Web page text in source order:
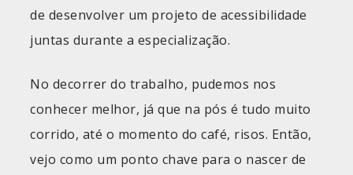
de desenvolver um projeto de acessibilidade
juntas durante a especialização.
No decorrer do trabalho, pudemos nos
conhecer melhor, já que na pós é tudo muito
corrido, até o momento do café, risos. Então,
vejo como um ponto chave para o nascer de